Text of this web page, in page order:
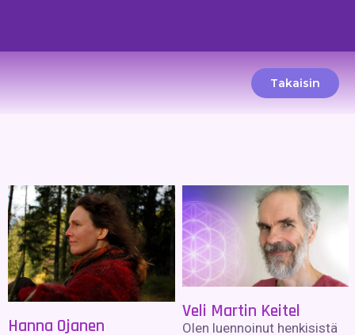
Takaisin
Hanna Ojanen
Veli Martin Keitel
Olen luennoinut henkisistä